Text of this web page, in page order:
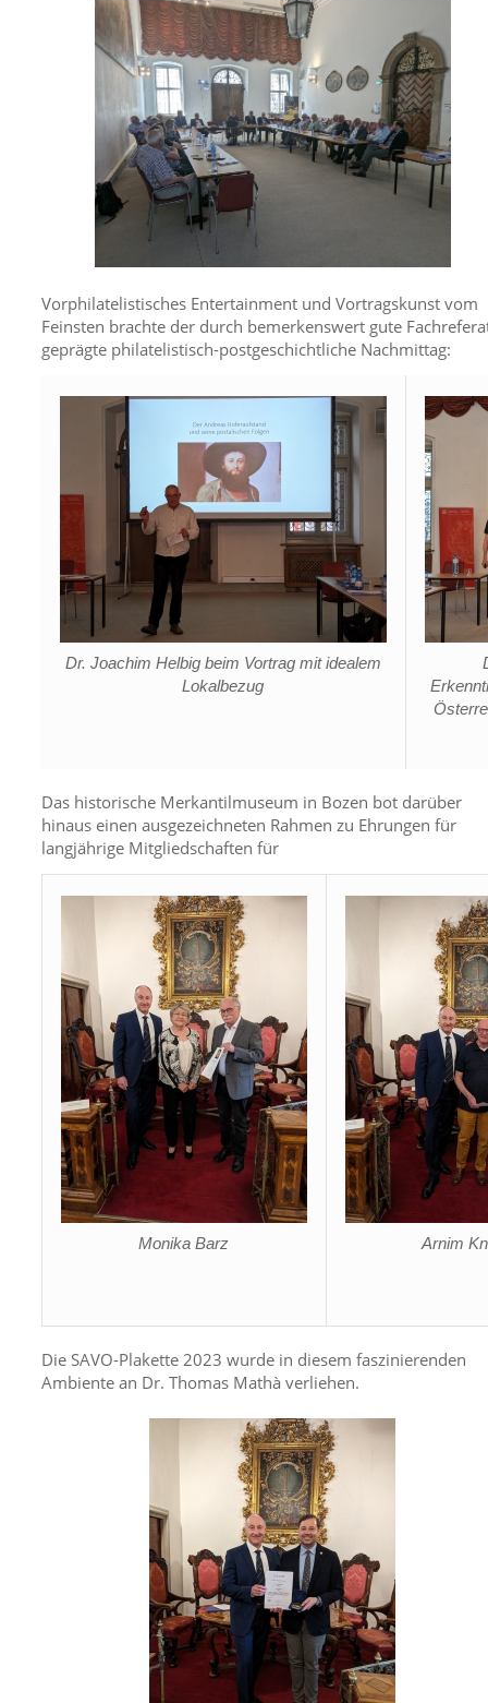
Vorphilatelistisches Entertainment und Vortragskunst vom
Feinsten brachte der durch bemerkenswert gute
geprägte philatelistisch-postgeschichtliche Nachmittag:
Dr. Joachim Helbig beim Vortrag mit idealem
Lokalbezug
Das historische Merkantilmuseum in Bozen bot darüber
hinaus einen ausgezeichneten Rahmen zu Ehrungen für
langjährige Mitgliedschaften für
Monika Barz Arnim
Die SAVO-Plakette 2023 wurde in diesem faszinierenden
Ambiente an Dr. Thomas Mathà verliehen.